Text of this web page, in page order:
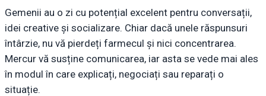
Gemenii au o zi cu potențial excelent pentru conversații,
idei creative și socializare. Chiar dacă unele răspunsuri
întârzie, nu vă pierdeți farmecul și nici concentrarea.
Mercur vă susține comunicarea, iar asta se vede mai ales
în modul în care explicați, negociați sau reparați o
situație.